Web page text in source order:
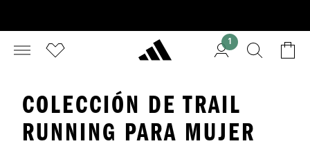
1
COLECCIÓN DE TRAIL
RUNNING PARA MUJER